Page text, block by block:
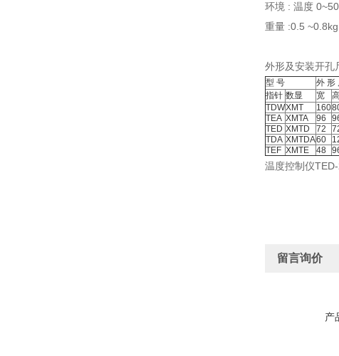
环境 : 温度
重量 :0.5 ~0.8kg
外形及安装开孔
型 号 外 形
指针 数显 宽
TDWXMT 160
TEA XMTA 96
TED XMTD 72
TDA XMTDA60
TEF XMTE 48
温度控制仪
留言询价
产